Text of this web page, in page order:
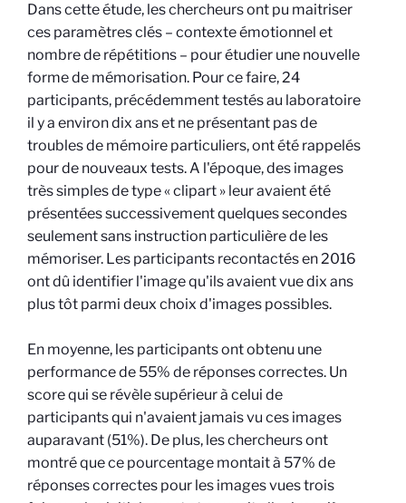
Dans cette étude, les chercheurs ont pu maitriser
ces paramètres clés – contexte émotionnel et
nombre de répétitions – pour étudier une nouvelle
forme de mémorisation. Pour ce faire, 24
participants, précédemment testés au laboratoire
il y a environ dix ans et ne présentant pas de
troubles de mémoire particuliers, ont été rappelés
pour de nouveaux tests. A l'époque, des images
très simples de type « clipart » leur avaient été
présentées successivement quelques secondes
seulement sans instruction particulière de les
mémoriser. Les participants recontactés en 2016
ont dû identifier l'image qu'ils avaient vue dix ans
plus tôt parmi deux choix d'images possibles.
En moyenne, les participants ont obtenu une
performance de 55% de réponses correctes. Un
score qui se révèle supérieur à celui de
participants qui n'avaient jamais vu ces images
auparavant (51%). De plus, les chercheurs ont
montré que ce pourcentage montait à 57% de
réponses correctes pour les images vues trois